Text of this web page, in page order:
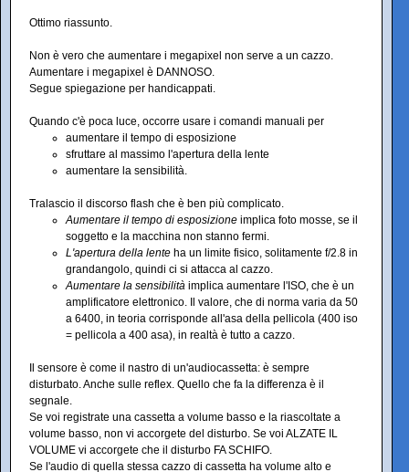
Ottimo riassunto.
Non è vero che aumentare i megapixel non serve a un cazzo.
Aumentare i megapixel è DANNOSO.
Segue spiegazione per handicappati.
Quando c'è poca luce, occorre usare i comandi manuali per
aumentare il tempo di esposizione
sfruttare al massimo l'apertura della lente
aumentare la sensibilità.
Tralascio il discorso flash che è ben più complicato.
Aumentare il tempo di esposizione implica foto mosse, se il
soggetto e la macchina non stanno fermi.
L'apertura della lente ha un limite fisico, solitamente f/2.8 in
grandangolo, quindi ci si attacca al cazzo.
Aumentare la sensibilità implica aumentare l'ISO, che è un
amplificatore elettronico. Il valore, che di norma varia da 50
a 6400, in teoria corrisponde all'asa della pellicola (400 iso
= pellicola a 400 asa), in realtà è tutto a cazzo.
Il sensore è come il nastro di un'audiocassetta: è sempre
disturbato. Anche sulle reflex. Quello che fa la differenza è il
segnale.
Se voi registrate una cassetta a volume basso e la riascoltate a
volume basso, non vi accorgete del disturbo. Se voi ALZATE IL
VOLUME vi accorgete che il disturbo FA SCHIFO.
Se l'audio di quella stessa cazzo di cassetta ha volume alto e